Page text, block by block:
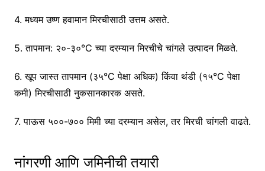
4. मध्यम उष्ण हवामान मिरचीसाठी उत्तम असते.
5. तापमान: २०-३०°C च्या दरम्यान मिरचीचे चांगले उत्पादन मिळते.
6. खूप जास्त तापमान (३५°C पेक्षा अधिक) किंवा थंडी (१५°C पेक्षा
कमी) मिरचीसाठी नुकसानकारक असते.
7. पाऊस ५००-७०० मिमी च्या दरम्यान असेल, तर मिरची चांगली वाढते.
नांगरणी आणि जमिनीची तयारी